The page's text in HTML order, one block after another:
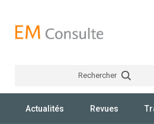
Rechercher
Actualités Revues